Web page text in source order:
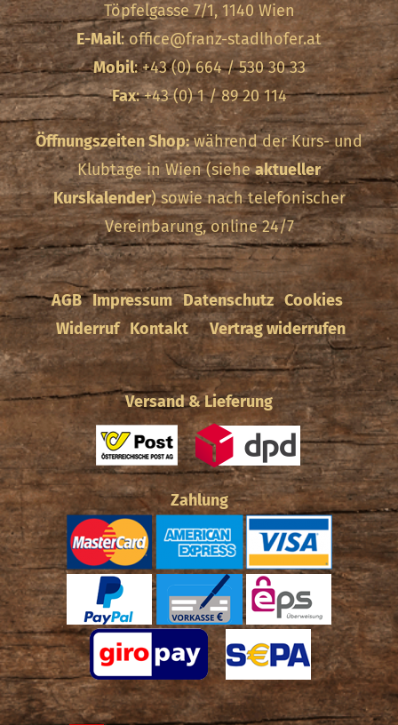
Töpfelgasse 7/1, 1140 Wien
E-Mail:office@franz-stadlhofer.at
Mobil: +43 (0) 664 / 530 30 33
Fax: +43 (0) 1 / 89 20 114
Öffnungszeiten Shop:während der Kurs- und
Klubtage in Wien (sieheaktueller
Kurskalender) sowie nach telefonischer
Vereinbarung, online 24/7
AGB Impressum Datenschutz Cookies
Widerruf Kontakt Vertrag widerrufen
Versand & Lieferung
Zahlung